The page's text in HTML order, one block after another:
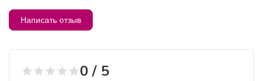
Написать отзыв
0 / 5